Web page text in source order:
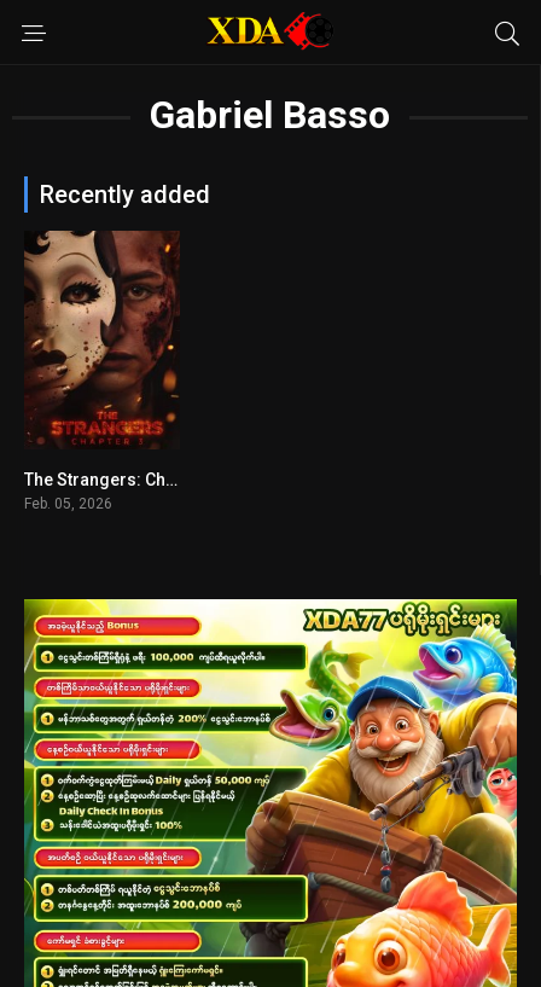
Gabriel Basso
Recently added
4.1The Strangers: Chapter 3
Feb. 05, 2026